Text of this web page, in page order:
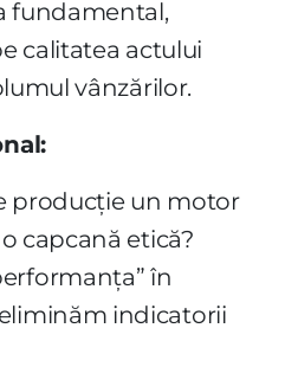
fundamental,
calitatea actului
vânzărilor.
producție un motor
capcană etică?
în
indicatorii